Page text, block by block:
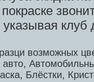
клуб
возможных
Блёстки,